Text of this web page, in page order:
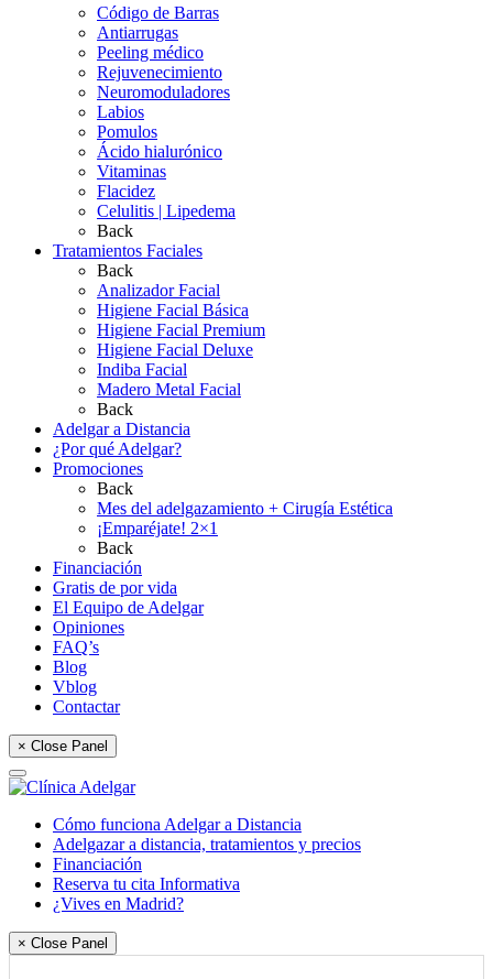
Código de Barras
Antiarrugas
Peeling médico
Rejuvenecimiento
Neuromoduladores
Labios
Pomulos
Ácido hialurónico
Vitaminas
Flacidez
Celulitis | Lipedema
Back
Tratamientos Faciales
Back
Analizador Facial
Higiene Facial Básica
Higiene Facial Premium
Higiene Facial Deluxe
Indiba Facial
Madero Metal Facial
Back
Adelgar a Distancia
¿Por qué Adelgar?
Promociones
Back
Mes del adelgazamiento + Cirugía Estética
¡Emparéjate! 2×1
Back
Financiación
Gratis de por vida
El Equipo de Adelgar
Opiniones
FAQ’s
Blog
Vblog
Contactar
× Close Panel
Cómo funciona Adelgar a Distancia
Adelgazar a distancia, tratamientos y precios
Financiación
Reserva tu cita Informativa
¿Vives en Madrid?
× Close Panel